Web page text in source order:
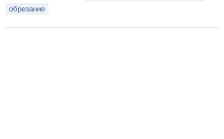
обрезание